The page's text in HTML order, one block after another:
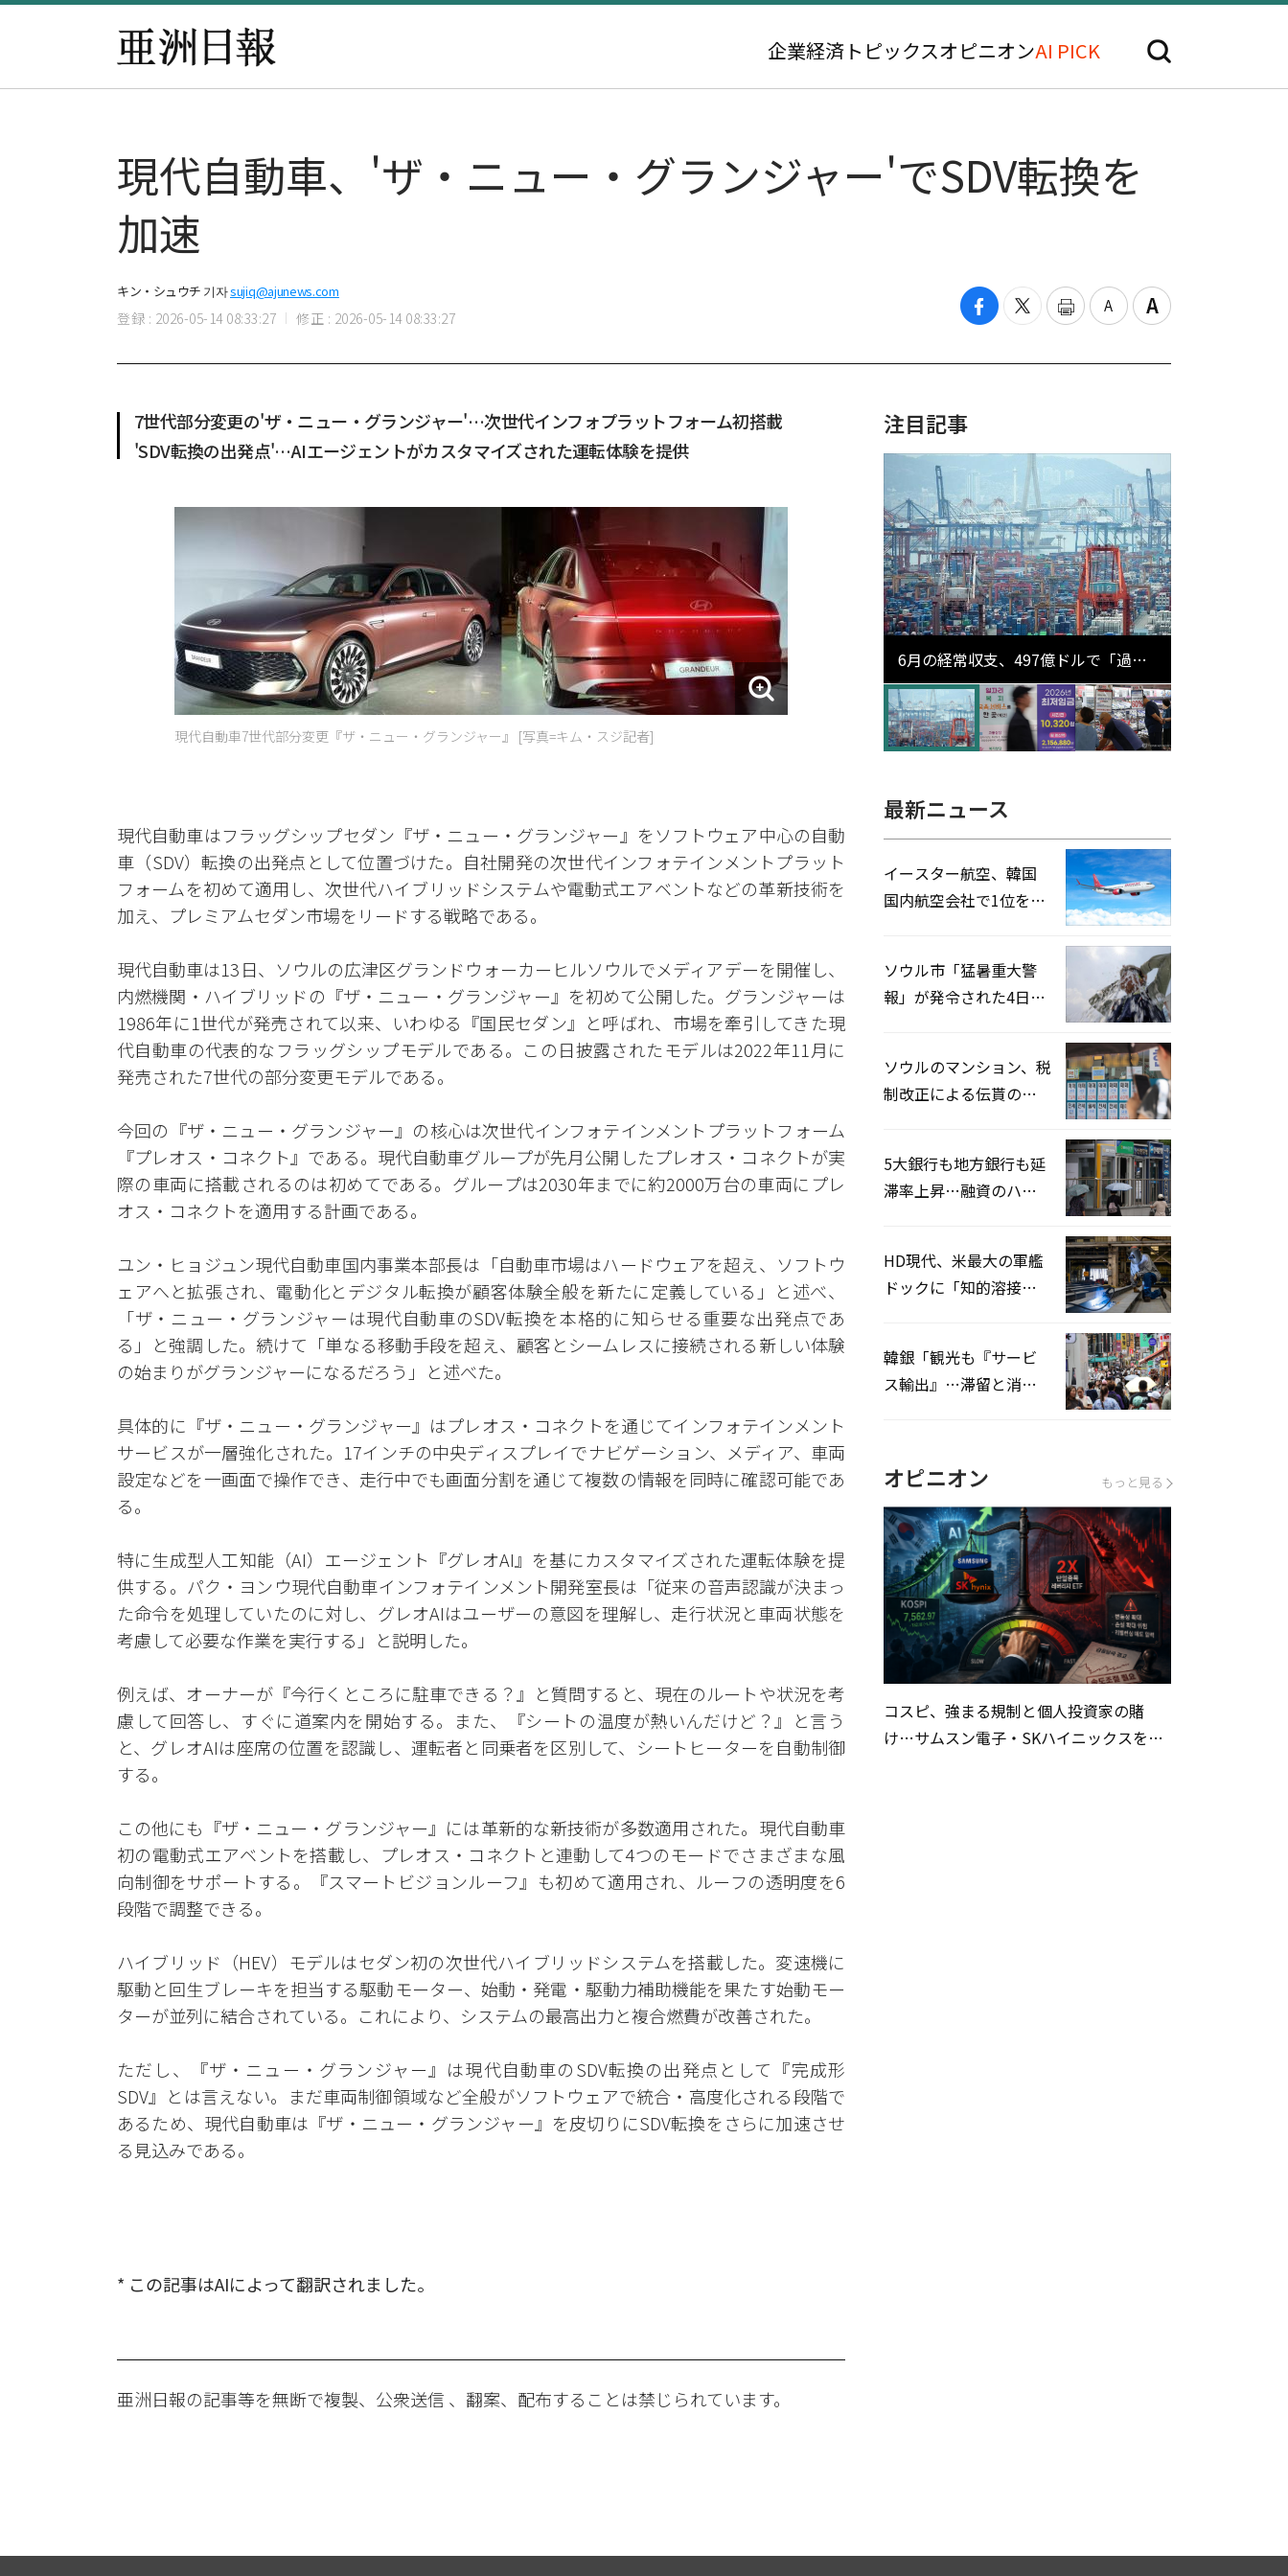
企業経済 トピックスオピニオンAI PICK
現代自動車、'ザ・ニュー・グランジャー'でSDV転換を
加速
キン・シュウチ 기자sujiq@ajunews.com
登録 : 2026-05-14 08:33:27 修正 : 2026-05-14 08:33:27
7世代部分変更の'ザ・ニュー・グランジャー'…次世代インフォプラットフォーム初搭載
'SDV転換の出発点'…AIエージェントがカスタマイズされた運転体験を提供
現代自動車7世代部分変更『ザ・ニュー・グランジャー』 [写真=キム・スジ記者]
現代自動車はフラッグシップセダン『ザ・ニュー・グランジャー』をソフトウェア中心の自動
車（SDV）転換の出発点として位置づけた。自社開発の次世代インフォテインメントプラット
フォームを初めて適用し、次世代ハイブリッドシステムや電動式エアベントなどの革新技術を
加え、プレミアムセダン市場をリードする戦略である。
現代自動車は13日、ソウルの広津区グランドウォーカーヒルソウルでメディアデーを開催し、
内燃機関・ハイブリッドの『ザ・ニュー・グランジャー』を初めて公開した。グランジャーは
1986年に1世代が発売されて以来、いわゆる『国民セダン』と呼ばれ、市場を牽引してきた現
代自動車の代表的なフラッグシップモデルである。この日披露されたモデルは2022年11月に
発売された7世代の部分変更モデルである。
今回の『ザ・ニュー・グランジャー』の核心は次世代インフォテインメントプラットフォーム
『プレオス・コネクト』である。現代自動車グループが先月公開したプレオス・コネクトが実
際の車両に搭載されるのは初めてである。グループは2030年までに約2000万台の車両にプレ
オス・コネクトを適用する計画である。
ユン・ヒョジュン現代自動車国内事業本部長は「自動車市場はハードウェアを超え、ソフトウ
ェアへと拡張され、電動化とデジタル転換が顧客体験全般を新たに定義している」と述べ、
「ザ・ニュー・グランジャーは現代自動車のSDV転換を本格的に知らせる重要な出発点であ
る」と強調した。続けて「単なる移動手段を超え、顧客とシームレスに接続される新しい体験
の始まりがグランジャーになるだろう」と述べた。
具体的に『ザ・ニュー・グランジャー』はプレオス・コネクトを通じてインフォテインメント
サービスが一層強化された。17インチの中央ディスプレイでナビゲーション、メディア、車両
設定などを一画面で操作でき、走行中でも画面分割を通じて複数の情報を同時に確認可能であ
る。
特に生成型人工知能（AI）エージェント『グレオAI』を基にカスタマイズされた運転体験を提
供する。パク・ヨンウ現代自動車インフォテインメント開発室長は「従来の音声認識が決まっ
た命令を処理していたのに対し、グレオAIはユーザーの意図を理解し、走行状況と車両状態を
考慮して必要な作業を実行する」と説明した。
例えば、オーナーが『今行くところに駐車できる？』と質問すると、現在のルートや状況を考
慮して回答し、すぐに道案内を開始する。また、『シートの温度が熱いんだけど？』と言う
と、グレオAIは座席の位置を認識し、運転者と同乗者を区別して、シートヒーターを自動制御
する。
この他にも『ザ・ニュー・グランジャー』には革新的な新技術が多数適用された。現代自動車
初の電動式エアベントを搭載し、プレオス・コネクトと連動して4つのモードでさまざまな風
向制御をサポートする。『スマートビジョンルーフ』も初めて適用され、ルーフの透明度を6
段階で調整できる。
ハイブリッド（HEV）モデルはセダン初の次世代ハイブリッドシステムを搭載した。変速機に
駆動と回生ブレーキを担当する駆動モーター、始動・発電・駆動力補助機能を果たす始動モー
ターが並列に結合されている。これにより、システムの最高出力と複合燃費が改善された。
ただし、『ザ・ニュー・グランジャー』は現代自動車のSDV転換の出発点として『完成形
SDV』とは言えない。まだ車両制御領域など全般がソフトウェアで統合・高度化される段階で
あるため、現代自動車は『ザ・ニュー・グランジャー』を皮切りにSDV転換をさらに加速させ
る見込みである。
* この記事はAIによって翻訳されました。
亜洲日報の記事等を無断で複製、公衆送信 、翻案、配布することは禁じられています。
注目記事
6月の経常収支、497億ドルで「過去
最大」…輸出が初の1000億ドル突破
最新ニュース
イースター航空、韓国
国内航空会社で1位を記
ソウル市「猛暑重大警
報」が発令された4日、
ソウルのマンション、税
制改正による伝貰の月
5大銀行も地方銀行も延
滞率上昇…融資のハー
HD現代、米最大の軍艦
ドックに「知的溶接」
韓銀「観光も『サービ
ス輸出』…滞留と消費
オピニオン もっと見る
コスピ、強まる規制と個人投資家の賭
け…サムスン電子・SKハイニックスを巡